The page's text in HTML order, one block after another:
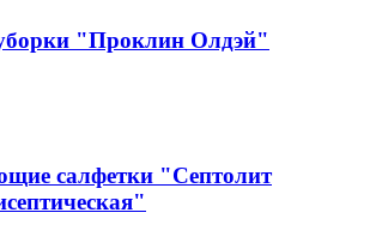
"Проклин Олдэй"
салфетки "Септолит